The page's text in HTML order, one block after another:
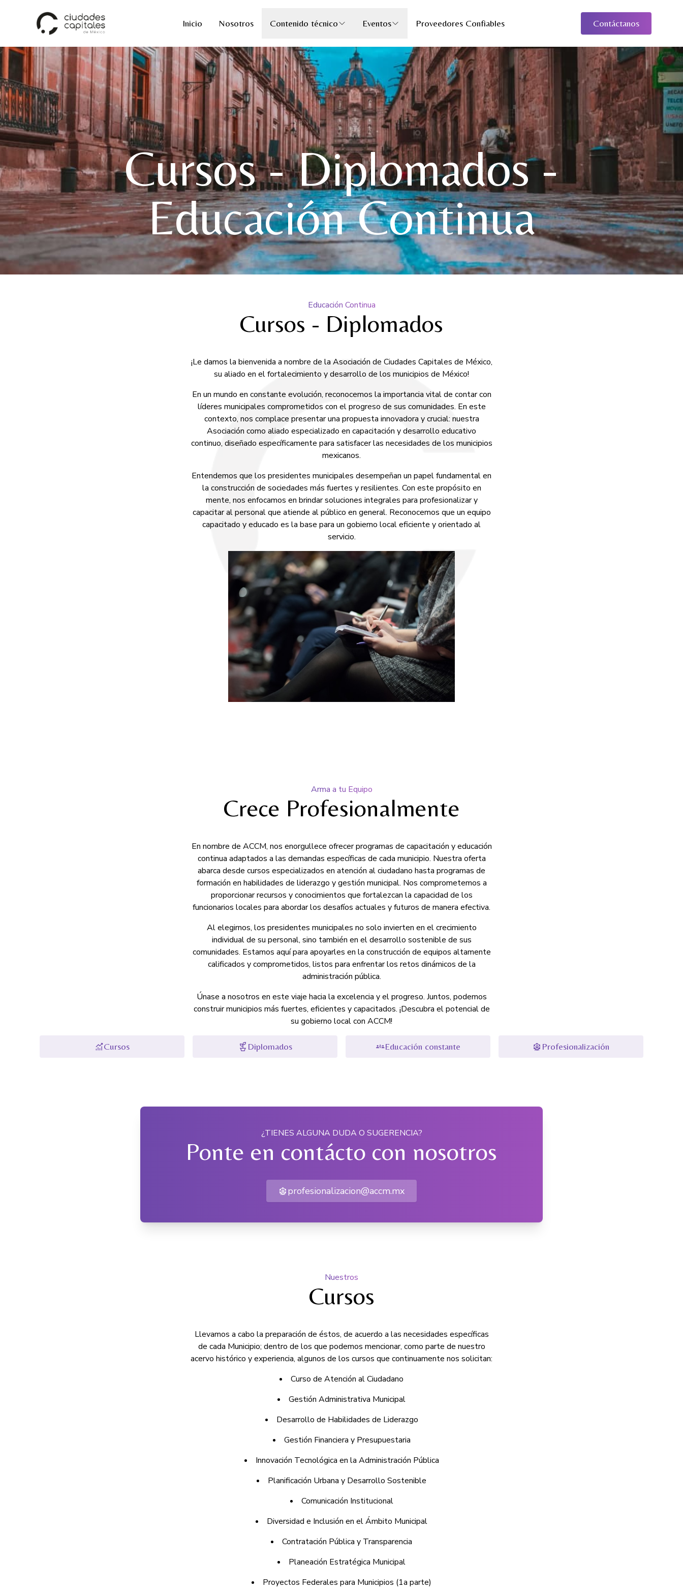
Inicio Nosotros Contenido técnico Eventos Proveedores Confiables Contáctanos
Cursos - Diplomados -
Educación Continua
Educación Continua
Cursos - Diplomados
¡Le damos la bienvenida a nombre de la Asociación de Ciudades Capitales de México,
su aliado en el fortalecimiento y desarrollo de los municipios de México!
En un mundo en constante evolución, reconocemos la importancia vital de contar con
líderes municipales comprometidos con el progreso de sus comunidades. En este
contexto, nos complace presentar una propuesta innovadora y crucial: nuestra
Asociación como aliado especializado en capacitación y desarrollo educativo
continuo, diseñado específicamente para satisfacer las necesidades de los municipios
mexicanos.
Entendemos que los presidentes municipales desempeñan un papel fundamental en
la construcción de sociedades más fuertes y resilientes. Con este propósito en
mente, nos enfocamos en brindar soluciones integrales para profesionalizar y
capacitar al personal que atiende al público en general. Reconocemos que un equipo
capacitado y educado es la base para un gobierno local eficiente y orientado al
servicio.
Arma a tu Equipo
Crece Profesionalmente
En nombre de ACCM, nos enorgullece ofrecer programas de capacitación y educación
continua adaptados a las demandas específicas de cada municipio. Nuestra oferta
abarca desde cursos especializados en atención al ciudadano hasta programas de
formación en habilidades de liderazgo y gestión municipal. Nos comprometemos a
proporcionar recursos y conocimientos que fortalezcan la capacidad de los
funcionarios locales para abordar los desafíos actuales y futuros de manera efectiva.
Al elegirnos, los presidentes municipales no solo invierten en el crecimiento
individual de su personal, sino también en el desarrollo sostenible de sus
comunidades. Estamos aquí para apoyarles en la construcción de equipos altamente
calificados y comprometidos, listos para enfrentar los retos dinámicos de la
administración pública.
Únase a nosotros en este viaje hacia la excelencia y el progreso. Juntos, podemos
construir municipios más fuertes, eficientes y capacitados. ¡Descubra el potencial de
su gobierno local con ACCM!
Cursos Diplomados Educación constante Profesionalización
¿TIENES ALGUNA DUDA O SUGERENCIA?
Ponte en contácto con nosotros
profesionalizacion@accm.mx
Nuestros
Cursos
Llevamos a cabo la preparación de éstos, de acuerdo a las necesidades específicas
de cada Municipio; dentro de los que podemos mencionar, como parte de nuestro
acervo histórico y experiencia, algunos de los cursos que continuamente nos solicitan:
Curso de Atención al Ciudadano
Gestión Administrativa Municipal
Desarrollo de Habilidades de Liderazgo
Gestión Financiera y Presupuestaria
Innovación Tecnológica en la Administración Pública
Planificación Urbana y Desarrollo Sostenible
Comunicación Institucional
Diversidad e Inclusión en el Ámbito Municipal
Contratación Pública y Transparencia
Planeación Estratégica Municipal
Proyectos Federales para Municipios (1a parte)